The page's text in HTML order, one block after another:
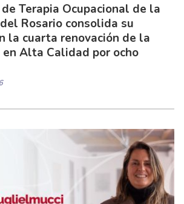
Terapia Ocupacional de la
Rosario consolida su
la cuarta renovación de la
Alta Calidad por ocho